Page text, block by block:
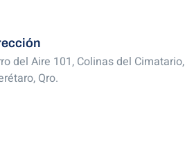
del Aire 101, Colinas del Cimatario,
Qro.